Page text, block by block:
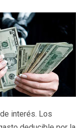
interés. Los